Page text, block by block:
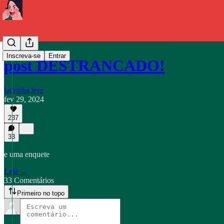
Inscreva-se Entrar
post DESTRANCADO!
laurinha lero
fev 29, 2024
237
33
e uma enquete
Leia →
33 Comentários
Primeiro no topo